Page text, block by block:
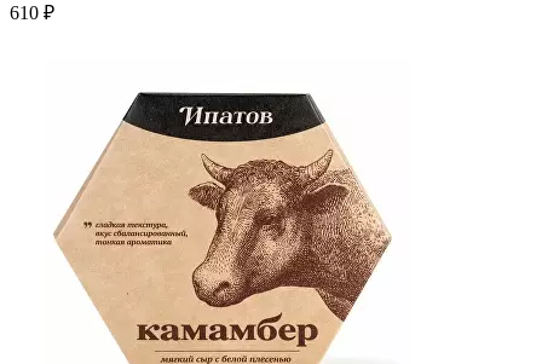
610 ₽